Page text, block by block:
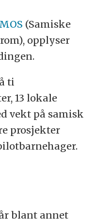
(Samiske
opplyser
ti
13 lokale
vekt på samisk
prosjekter
blant annet